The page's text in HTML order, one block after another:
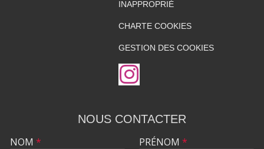
INAPPROPRIÉ
CHARTE COOKIES
GESTION DES COOKIES
NOUS CONTACTER
NOM * PRÉNOM *